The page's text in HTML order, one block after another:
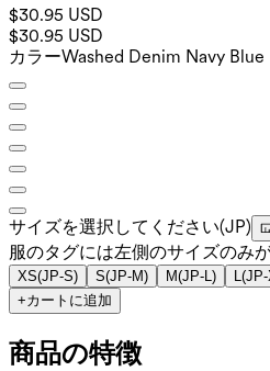
$30.95 USD
$30.95 USD
カラーWashed Denim Navy Blue
サイズを選択してください(JP)
服のタグには左側のサイズのみ
XS(JP-S) S(JP-M) M(JP-L) L(
+カートに追加
商品の特徴